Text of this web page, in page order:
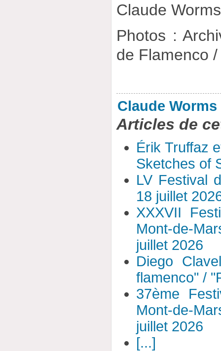
Claude Worms
Photos :
de Flamenco
Claude Worms
Articles de
Érik Truffaz
Sketches of
LV Festival
18 juillet
XXXVII
Mont-de-
juillet 2026
Diego
flamenco" /
37ème
Mont-de-
juillet 2026
[...]